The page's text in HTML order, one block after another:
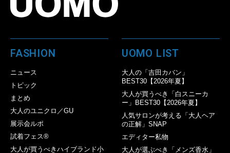
FASHION
ニュース
トピック
まとめ
大人のユニクロ／GU
展示会ルポ
試着フェス®︎
大人が買うべきハイブランド小
UOMO LIST
大人の「吉田カバン」
BEST30【2026年夏】
大人が買うべき「白スニーカ
ー」BEST30【2026年夏】
人気サロンが考える「大人ヘア
の正解」SNAP
エディター私物
大人が選ぶべき「メンズ香水」